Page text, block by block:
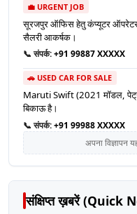
💼 URGENT JOB
सूरजपुर ऑफिस हेतु कंप्यूटर
सैलरी आकर्षक।
📞 संपर्क:+91 99887 XXXXX
🚗 USED CAR FOR SALE
Maruti Swift (2021 मॉडल,
बिकाऊ है।
📞 संपर्क:+91 99988 XXXXX
अपना विज्ञापन
संक्षिप्त ख़बरें (Quick